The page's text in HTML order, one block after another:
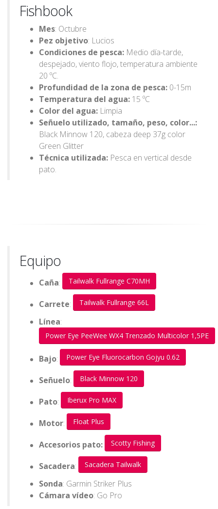
Fishbook
Mes: Octubre
Pez objetivo: Lucios
Condiciones de pesca: Medio día-tarde,
despejado, viento flojo, temperatura ambiente
20 ºC.
Profundidad de la zona de pesca: 0-15m
Temperatura del agua: 15 ºC
Color del agua: Limpia
Señuelo utilizado, tamaño, peso, color...:
Black Minnow 120, cabeza deep 37g color
Green Glitter
Técnica utilizada: Pesca en vertical desde
pato.
Equipo
Caña: Tailwalk Fullrange C70MH
Carrete: Tailwalk Fullrange 66L
Línea:
Power Eye PeeWee WX4 Trenzado Multicolor 1,5PE
Bajo: Power Eye Fluorocarbon Gojyu 0.62
Señuelo: Black Minnow 120
Pato: Iberux Pro MAX
Motor: Float Plus
Accesorios pato: Scotty Fishing
Sacadera: Sacadera Tailwalk
Sonda: Garmin Striker Plus
Cámara vídeo: Go Pro